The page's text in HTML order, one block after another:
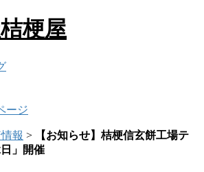
ージ
報 >
【お知らせ】桔梗信玄餅工場テ
」開催